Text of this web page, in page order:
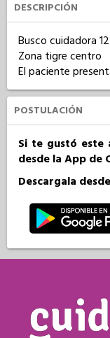
DESCRIPCIÓN
Busco cuidadora
Zona tigre centro
El paciente
POSTULACIÓN
Si te gustó este
desde la App de
Descargala